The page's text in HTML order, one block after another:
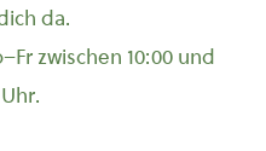
da.
zwischen 10:00 und